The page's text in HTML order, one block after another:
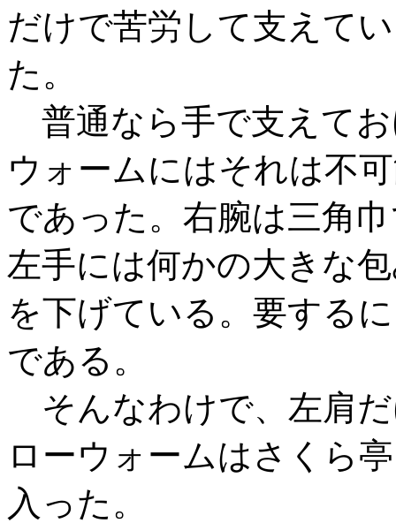
だけで苦労して支えて
た。
普通なら手で支えて
ウォームにはそれは不
であった。右腕は三角
左手には何かの大きな
を下げている。要する
である。
そんなわけで、左肩
ローウォームはさくら
入った。